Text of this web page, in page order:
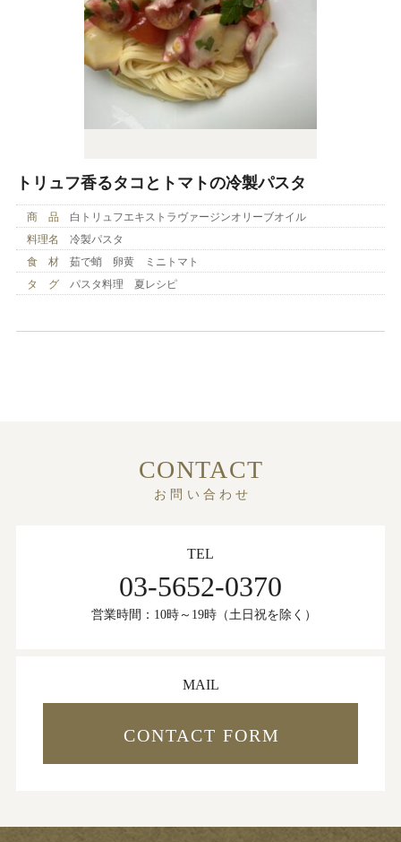
トリュフ香るタコとトマトの冷製パスタ
商 品
白トリュフエキストラヴァージンオリーブオイル
料理名
冷製パスタ
食 材
茹で蛸 卵黄 ミニトマト
タ グ
パスタ料理 夏レシピ
CONTACT
お問い合わせ
TEL
03-5652-0370
営業時間：10時～19時（土日祝を除く）
MAIL
CONTACT FORM